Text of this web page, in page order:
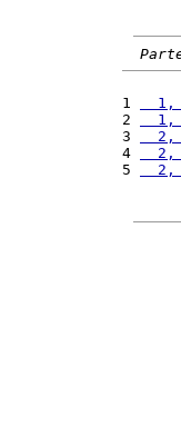
1
1,
2
1,
3
2,
4
2,
5
2,